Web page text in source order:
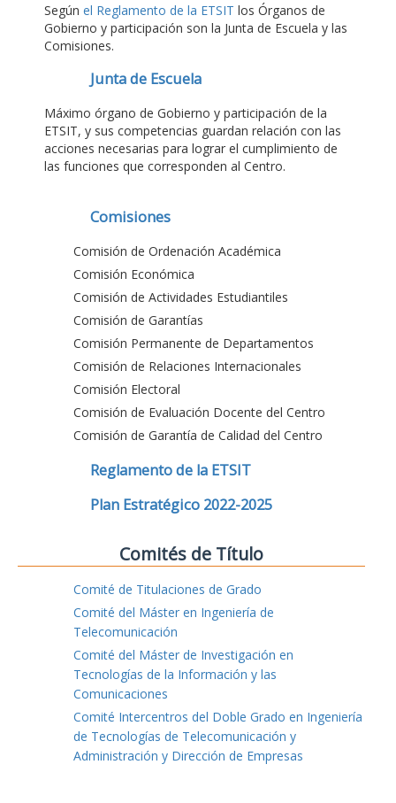
Según el Reglamento de la ETSIT los Órganos de
Gobierno y participación son la Junta de Escuela y las
Comisiones.
Junta de Escuela
Máximo órgano de Gobierno y participación de la
ETSIT, y sus competencias guardan relación con las
acciones necesarias para lograr el cumplimiento de
las funciones que corresponden al Centro.
Comisiones
Comisión de Ordenación Académica
Comisión Económica
Comisión de Actividades Estudiantiles
Comisión de Garantías
Comisión Permanente de Departamentos
Comisión de Relaciones Internacionales
Comisión Electoral
Comisión de Evaluación Docente del Centro
Comisión de Garantía de Calidad del Centro
Reglamento de la ETSIT
Plan Estratégico 2022-2025
Comités de Título
Comité de Titulaciones de Grado
Comité del Máster en Ingeniería de
Telecomunicación
Comité del Máster de Investigación en
Tecnologías de la Información y las
Comunicaciones
Comité Intercentros del Doble Grado en Ingeniería
de Tecnologías de Telecomunicación y
Administración y Dirección de Empresas